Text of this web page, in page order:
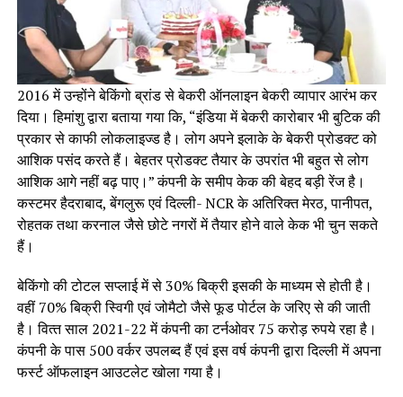
2016 में उन्‍होंने बेकिंगो ब्रांड से बेकरी ऑनलाइन बेकरी व्यापार आरंभ कर
दिया। हिमांशु द्वारा बताया गया कि, “इंडिया में बेकरी कारोबार भी बुटिक की
प्रकार से काफी लोकलाइज्‍ड है। लोग अपने इलाके के बेकरी प्रोडक्‍ट को
आशिक पसंद करते हैं। बेहतर प्रोडक्‍ट तैयार के उपरांत भी बहुत से लोग
आशिक आगे नहीं बढ़ पाए।” कंपनी के समीप केक की बेहद बड़ी रेंज है।
कस्टमर हैदराबाद, बेंगलुरू एवं दिल्‍ली- NCR के अतिरिक्त मेरठ, पानीपत,
रोहतक तथा करनाल जैसे छोटे नगरों में तैयार होने वाले केक भी चुन सकते
हैं।
बेकिंगो की टोटल सप्लाई में से 30% बिक्री इसकी के माध्यम से होती है।
वहीं 70% बिक्री स्विगी एवं जोमैटो जैसे फूड पोर्टल के जरिए से की जाती
है। वित्‍त साल 2021-22 में कंपनी का टर्नओवर 75 करोड़ रुपये रहा है।
कंपनी के पास 500 वर्कर उपलब्द हैं एवं इस वर्ष कंपनी द्वारा दिल्‍ली में अपना
फर्स्ट ऑफलाइन आउटलेट खोला गया है।